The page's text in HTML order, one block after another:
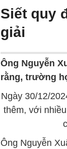
Siết quy
giải
Ông Nguyễn
rằng, trường
Ngày 30/12/
thêm, với
Ông Nguyễn